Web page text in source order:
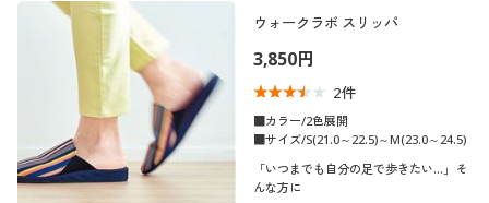
マイページ
閲覧履歴
お気に入り
サポート
25.5
27
メンズサイズ
S M LL 3L 5L
ウォークラボ スリッパ
3,850円
2件
■カラー/2色展開
■サイズ/S(21.0～22.5)～M(23.0～24.5)
「いつまでも自分の足で歩きたい…」そ
んな方に